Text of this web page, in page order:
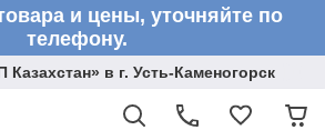
и цены, уточняйте по
телефону.
в г. Усть-Каменогорск